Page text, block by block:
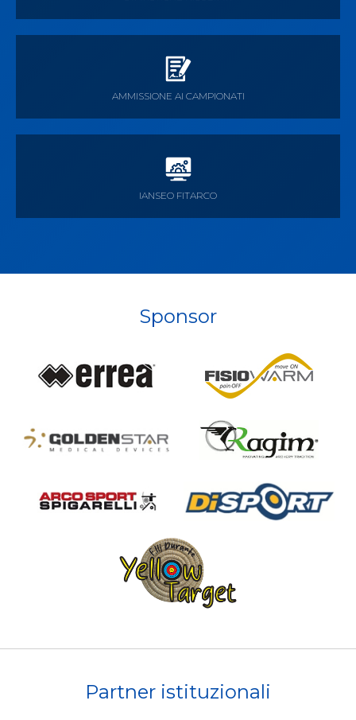
AMMISSIONE AI CAMPIONATI
IANSEO FITARCO
Sponsor
Partner istituzionali